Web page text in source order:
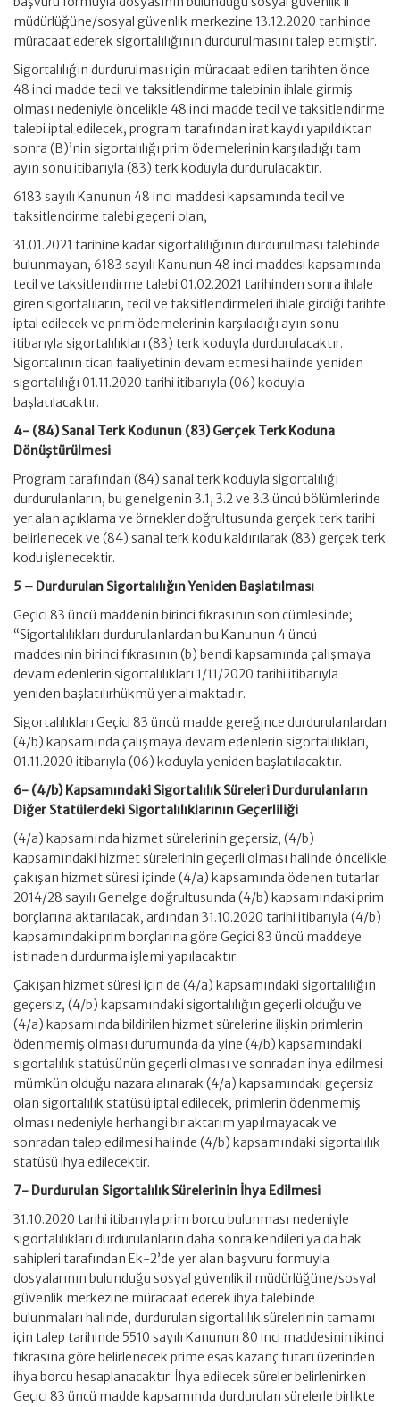
müdürlüğüne/sosyal güvenlik merkezine 13.12.2020 tarihinde
müracaat ederek sigortalılığının durdurulmasını talep etmiştir.
Sigortalılığın durdurulması için müracaat edilen tarihten önce
48 inci madde tecil ve taksitlendirme talebinin ihlale girmiş
olması nedeniyle öncelikle 48 inci madde tecil ve taksitlendirme
talebi iptal edilecek, program tarafından irat kaydı yapıldıktan
sonra (B)’nin sigortalılığı prim ödemelerinin karşıladığı tam
ayın sonu itibarıyla (83) terk koduyla durdurulacaktır.
6183 sayılı Kanunun 48 inci maddesi kapsamında tecil ve
taksitlendirme talebi geçerli olan,
31.01.2021 tarihine kadar sigortalılığının durdurulması talebinde
bulunmayan, 6183 sayılı Kanunun 48 inci maddesi kapsamında
tecil ve taksitlendirme talebi 01.02.2021 tarihinden sonra ihlale
giren sigortalıların, tecil ve taksitlendirmeleri ihlale girdiği tarihte
iptal edilecek ve prim ödemelerinin karşıladığı ayın sonu
itibarıyla sigortalılıkları (83) terk koduyla durdurulacaktır.
Sigortalının ticari faaliyetinin devam etmesi halinde yeniden
sigortalılığı 01.11.2020 tarihi itibarıyla (06) koduyla
başlatılacaktır.
4- (84) Sanal Terk Kodunun (83) Gerçek Terk Koduna
Dönüştürülmesi
Program tarafından (84) sanal terk koduyla sigortalılığı
durdurulanların, bu genelgenin 3.1, 3.2 ve 3.3 üncü bölümlerinde
yer alan açıklama ve örnekler doğrultusunda gerçek terk tarihi
belirlenecek ve (84) sanal terk kodu kaldırılarak (83) gerçek terk
kodu işlenecektir.
5 – Durdurulan Sigortalılığın Yeniden Başlatılması
Geçici 83 üncü maddenin birinci fıkrasının son cümlesinde;
“Sigortalılıkları durdurulanlardan bu Kanunun 4 üncü
maddesinin birinci fıkrasının (b) bendi kapsamında çalışmaya
devam edenlerin sigortalılıkları 1/11/2020 tarihi itibarıyla
yeniden başlatılırhükmü yer almaktadır.
Sigortalılıkları Geçici 83 üncü madde gereğince durdurulanlardan
(4/b) kapsamında çalışmaya devam edenlerin sigortalılıkları,
01.11.2020 itibarıyla (06) koduyla yeniden başlatılacaktır.
6- (4/b) Kapsamındaki Sigortalılık Süreleri Durdurulanların
Diğer Statülerdeki Sigortalılıklarının Geçerliliği
(4/a) kapsamında hizmet sürelerinin geçersiz, (4/b)
kapsamındaki hizmet sürelerinin geçerli olması halinde öncelikle
çakışan hizmet süresi içinde (4/a) kapsamında ödenen tutarlar
2014/28 sayılı Genelge doğrultusunda (4/b) kapsamındaki prim
borçlarına aktarılacak, ardından 31.10.2020 tarihi itibarıyla (4/b)
kapsamındaki prim borçlarına göre Geçici 83 üncü maddeye
istinaden durdurma işlemi yapılacaktır.
Çakışan hizmet süresi için de (4/a) kapsamındaki sigortalılığın
geçersiz, (4/b) kapsamındaki sigortalılığın geçerli olduğu ve
(4/a) kapsamında bildirilen hizmet sürelerine ilişkin primlerin
ödenmemiş olması durumunda da yine (4/b) kapsamındaki
sigortalılık statüsünün geçerli olması ve sonradan ihya edilmesi
mümkün olduğu nazara alınarak (4/a) kapsamındaki geçersiz
olan sigortalılık statüsü iptal edilecek, primlerin ödenmemiş
olması nedeniyle herhangi bir aktarım yapılmayacak ve
sonradan talep edilmesi halinde (4/b) kapsamındaki sigortalılık
statüsü ihya edilecektir.
7- Durdurulan Sigortalılık Sürelerinin İhya Edilmesi
31.10.2020 tarihi itibarıyla prim borcu bulunması nedeniyle
sigortalılıkları durdurulanların daha sonra kendileri ya da hak
sahipleri tarafından Ek-2’de yer alan başvuru formuyla
dosyalarının bulunduğu sosyal güvenlik il müdürlüğüne/sosyal
güvenlik merkezine müracaat ederek ihya talebinde
bulunmaları halinde, durdurulan sigortalılık sürelerinin tamamı
için talep tarihinde 5510 sayılı Kanunun 80 inci maddesinin ikinci
fıkrasına göre belirlenecek prime esas kazanç tutarı üzerinden
ihya borcu hesaplanacaktır. İhya edilecek süreler belirlenirken
Geçici 83 üncü madde kapsamında durdurulan sürelerle birlikte